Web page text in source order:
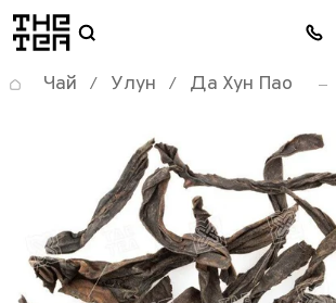
логотип
Чай / Улун / Да Хун Пао